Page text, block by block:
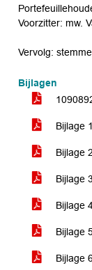
Voorzitter: mw.
Vervolg:
Bijlagen
Bijlage
Bijlage
Bijlage
Bijlage
Bijlage
Bijlage